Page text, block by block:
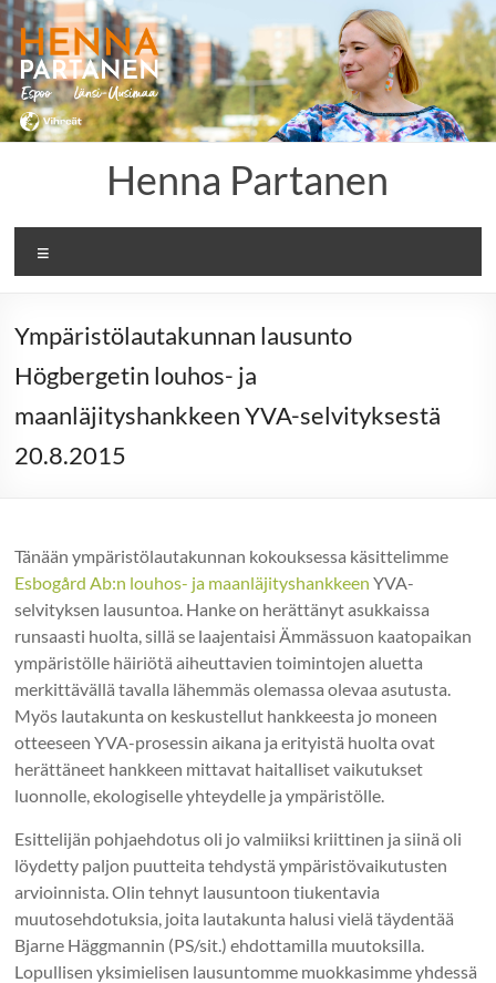
Skip
to
content
Henna Partanen
Ympäristölautakunnan lausunto
Högbergetin louhos- ja
maanläjityshankkeen YVA-selvityksestä
20.8.2015
Tänään ympäristölautakunnan kokouksessa käsittelimme
Esbogård Ab:n louhos- ja maanläjityshankkeen YVA-
selvityksen lausuntoa. Hanke on herättänyt asukkaissa
runsaasti huolta, sillä se laajentaisi Ämmässuon kaatopaikan
ympäristölle häiriötä aiheuttavien toimintojen aluetta
merkittävällä tavalla lähemmäs olemassa olevaa asutusta.
Myös lautakunta on keskustellut hankkeesta jo moneen
otteeseen YVA-prosessin aikana ja erityistä huolta ovat
herättäneet hankkeen mittavat haitalliset vaikutukset
luonnolle, ekologiselle yhteydelle ja ympäristölle.
Esittelijän pohjaehdotus oli jo valmiiksi kriittinen ja siinä oli
löydetty paljon puutteita tehdystä ympäristövaikutusten
arvioinnista. Olin tehnyt lausuntoon tiukentavia
muutosehdotuksia, joita lautakunta halusi vielä täydentää
Bjarne Häggmannin (PS/sit.) ehdottamilla muutoksilla.
Lopullisen yksimielisen lausuntomme muokkasimme yhdessä